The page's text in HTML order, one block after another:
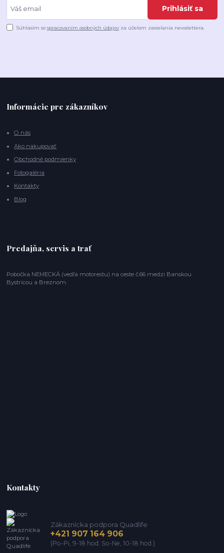
Prihlásiť sa
Súhlasím sospracovaním osobných údajov za účelom zasielania newslettera.
Informácie pre zákazníkov
O nás
Ako nakupovať
Obchodné podmienky
Fotogaléria
Kontakty
Blog
Predajňa, servis a trať
Pobočka NEMECKÁ (vedľa motorestu) na ceste č.66 medzi Banskou
Bystricou a Breznom.
Kontakty
Zákaznícka podpora Quadlife
+421 907 164 906
(Po-Pi, 9-18 hod. So-Ne, 10-18 hod.)